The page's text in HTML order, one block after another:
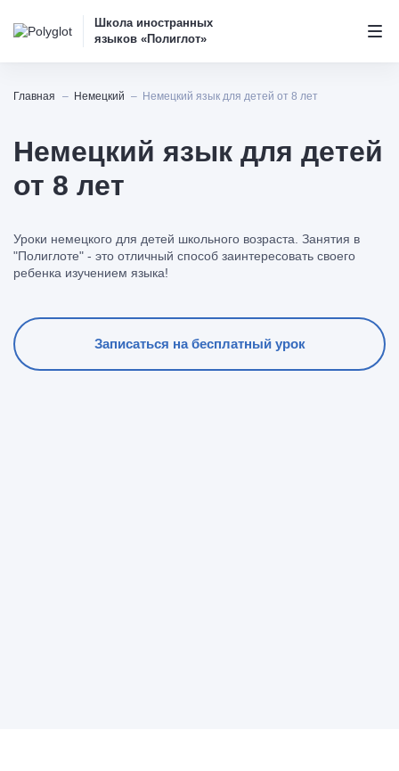
Школа иностранных
языков «Полиглот»
Главная Немецкий Немецкий язык для детей от 8 лет
Немецкий язык для детей
от 8 лет
Уроки немецкого для детей школьного возраста. Занятия в
"Полиглоте" - это отличный способ заинтересовать своего
ребенка изучением языка!
Записаться на бесплатный урок